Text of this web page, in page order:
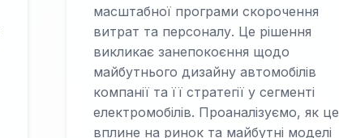
масштабної програми скорочення
витрат та персоналу. Це рішення
викликає занепокоєння щодо
майбутнього дизайну автомобілів
компанії та її стратегії у сегменті
електромобілів. Проаналізуємо, як це
вплине на ринок та майбутні моделі